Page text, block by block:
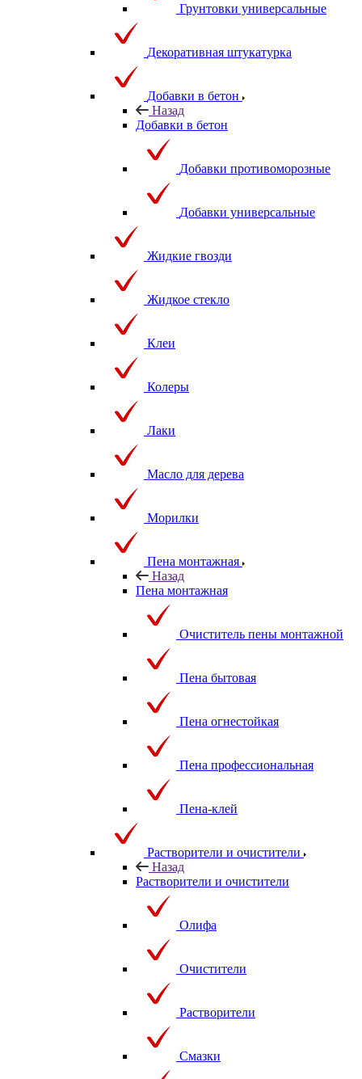
Грунтовки универсальные
Декоративная штукатурка
Добавки в бетон
Назад
Добавки в бетон
Добавки противоморозные
Добавки универсальные
Жидкие гвозди
Жидкое стекло
Клеи
Колеры
Лаки
Масло для дерева
Морилки
Пена монтажная
Назад
Пена монтажная
Очиститель пены монтажной
Пена бытовая
Пена огнестойкая
Пена профессиональная
Пена-клей
Растворители и очистители
Назад
Растворители и очистители
Олифа
Очистители
Растворители
Смазки